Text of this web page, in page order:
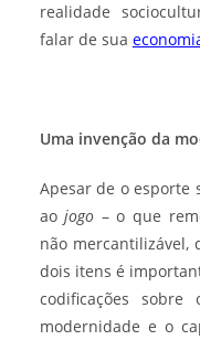
realidade
falar de sua
Uma invenção da
Apesar de o esporte
aojogo – o que
não mercantilizável,
dois itens é
codificações
modernidade e o